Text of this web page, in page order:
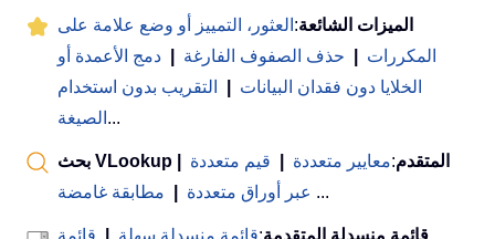
الميزات الشائعة: العثور، التمييز أو وضع علامة على
المكررات
حذف الصفوف الفارغة
دمج الأعمدة أو
الخلايا دون فقدان البيانات
التقريب بدون استخدام
الصيغة ...
بحث VLookup المتقدم:معايير متعددة قيم متعددة
عبر أوراق متعددة
مطابقة غامضة ...
قائمة منسدلة المتقدمة:قائمة منسدلة سهلة
قائمة